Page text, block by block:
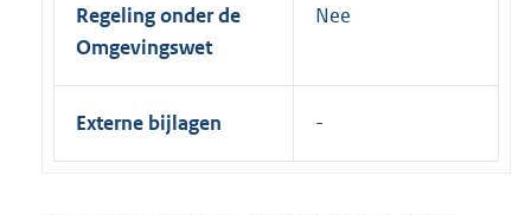
Regeling onder de
Omgevingswet
Nee
Externe bijlagen